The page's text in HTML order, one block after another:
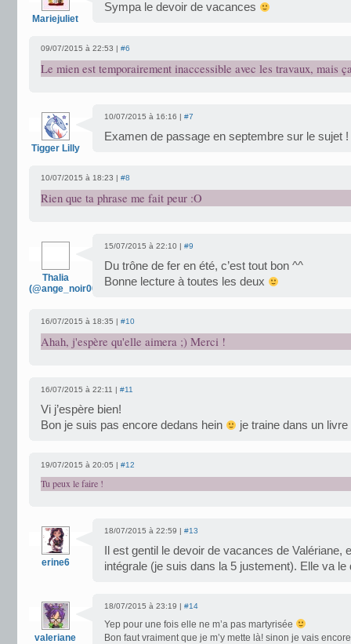
Mariejuliet
Sympa le devoir de vacances
09/07/2015 à 22:53 | #6
Le mien est temporairement inaccessible avec les travaux, mais
Tigger Lilly
10/07/2015 à 16:16 | #7
Examen de passage en septembre sur le sujet !
10/07/2015 à 18:23 | #8
Rien que ta phrase me fait peur :O
Thalia
(@ange_noir007)
15/07/2015 à 22:10 | #9
Du trône de fer en été, c’est tout bon ^^
Bonne lecture à toutes les deux
16/07/2015 à 18:35 | #10
Ahah, j'espère qu'elle aimera ;) Merci !
16/07/2015 à 22:11 | #11
Vi j’espère bien!
Bon je suis pas encore dedans hein
je traine dans un
19/07/2015 à 20:05 | #12
Tu peux le faire !
erine6
18/07/2015 à 22:59 | #13
Il est gentil le devoir de vacances de Valériane,
intégrale (je suis dans la 5 justement). Elle va
valeriane
18/07/2015 à 23:19 | #14
Yep pour une fois elle ne m’a pas martyrisée
Bon faut vraiment que je m’y mette là! sinon je vais